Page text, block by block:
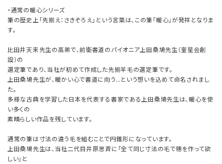
・通常の暖心シリーズ
筆の歴史上「先揃え：さきぞろえ」という言葉は、この筆「暖心」が発祥となりま
す。
比田井天来先生の高弟で、前衛書道のパイオニア上田桑鳩先生（奎星会創
設）の
選定筆であり、当社が初めて作成した先揃羊毛の選定筆です。
上田桑鳩先生が、暖かい心で書道に向う…という想いを込めて命名されまし
た。
多様な古典を学習した日本を代表する書家である上田桑鳩先生は、暖心を使
い多くの
素晴らしい作品を残しています。
通常の筆は寸法の違う毛を組むことで円錐形になっています。
上田桑鳩先生は、当社二代目井原思斉に「全て同じ寸法の毛で穂を作って欲
しい」と